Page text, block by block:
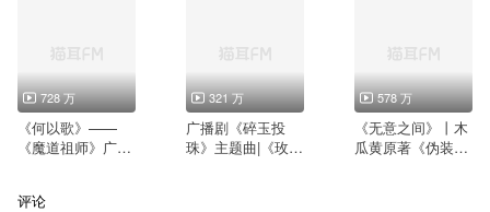
728 万
《何以歌》——
《魔道祖师》广播
321 万
广播剧《碎玉投
珠》主题曲|《玫瑰
578 万
《无意之间》丨木
瓜黄原著《伪装学
评论